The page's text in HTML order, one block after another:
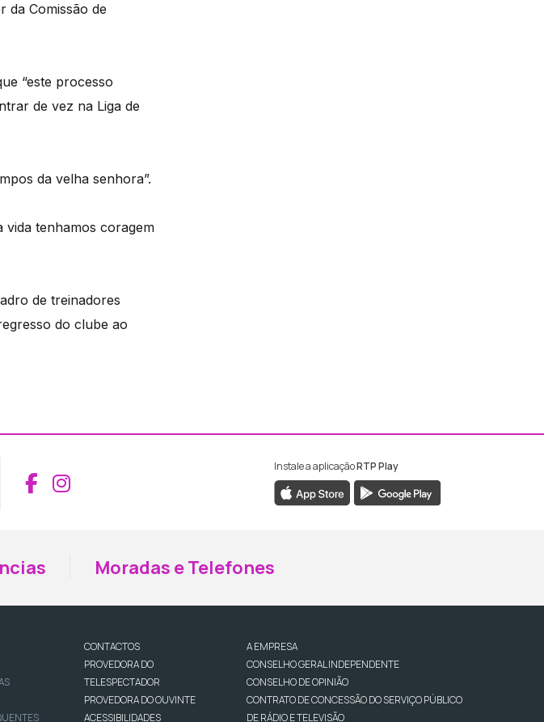
da Comissão de
“este processo
de vez na Liga de
da velha senhora”.
vida tenhamos coragem
de treinadores
do clube ao
Aceder ao Facebook da RTP Madeira
Aceder ao Instagram da RTP Madeira
Instale a aplicaçãoRTP Play
Moradas e Telefones
CONTACTOS
PROVEDORA DO
TELESPECTADOR
PROVEDORA DO OUVINTE
ACESSIBILIDADES
A EMPRESA
CONSELHO GERAL INDEPENDENTE
CONSELHO DE OPINIÃO
CONTRATO DE CONCESSÃO DO SERVIÇO PÚBLICO
DE RÁDIO E TELEVISÃO